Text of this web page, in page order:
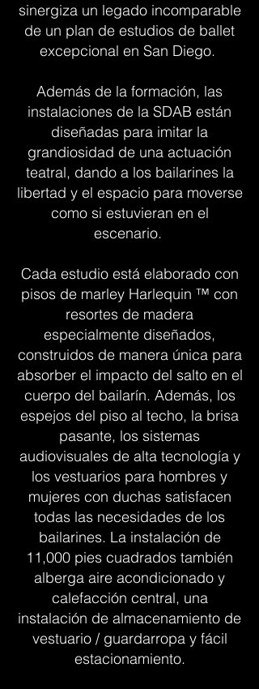
sinergiza un legado incomparable
de un plan de estudios de ballet
excepcional en San Diego.
Además de la formación, las
instalaciones de la SDAB están
diseñadas para imitar la
grandiosidad de una actuación
teatral, dando a los bailarines la
libertad y el espacio para moverse
como si estuvieran en el
escenario.
Cada estudio está elaborado con
pisos de marley Harlequin ™ con
resortes de madera
especialmente diseñados,
construidos de manera única para
absorber el impacto del salto en el
cuerpo del bailarín. Además, los
espejos del piso al techo, la brisa
pasante, los sistemas
audiovisuales de alta tecnología y
los vestuarios para hombres y
mujeres con duchas satisfacen
todas las necesidades de los
bailarines. La instalación de
11,000 pies cuadrados también
alberga aire acondicionado y
calefacción central, una
instalación de almacenamiento de
vestuario / guardarropa y fácil
estacionamiento.